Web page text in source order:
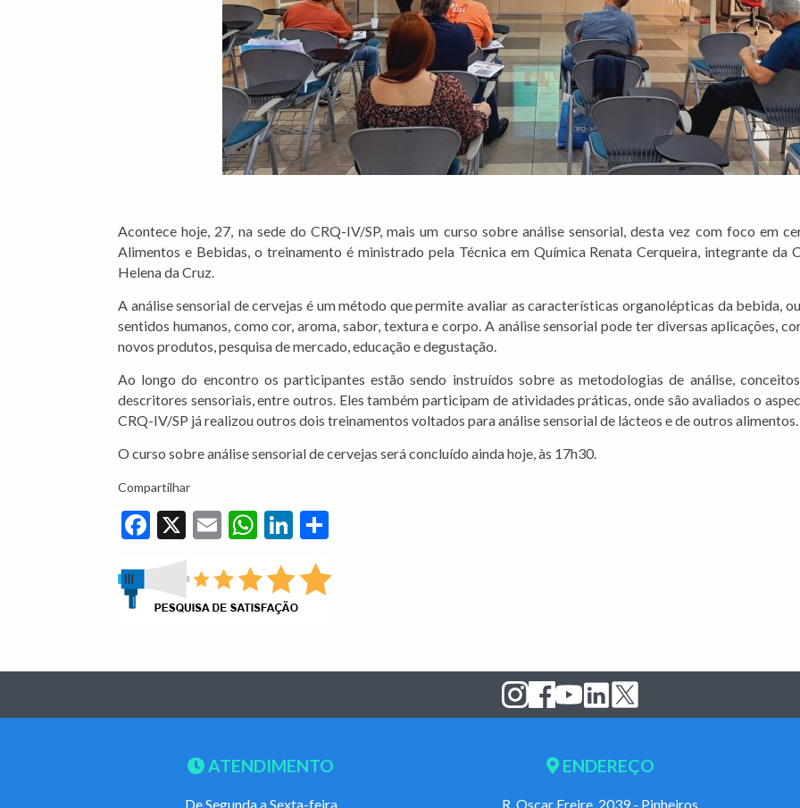
Acontece hoje, 27, na sede do CRQ-IV/SP, mais um curso sobre análise sensorial, desta vez com foco em
Alimentos e Bebidas, o treinamento é ministrado pela Técnica em Química Renata Cerqueira, integrante da
Helena da Cruz.
A análise sensorial de cervejas é um método que permite avaliar as características organolépticas da bebida,
sentidos humanos, como cor, aroma, sabor, textura e corpo. A análise sensorial pode ter diversas aplicações,
novos produtos, pesquisa de mercado, educação e degustação.
Ao longo do encontro os participantes estão sendo instruídos sobre as metodologias de análise,
descritores sensoriais, entre outros. Eles também participam de atividades práticas, onde são avaliados o
CRQ-IV/SP já realizou outros dois treinamentos voltados para análise sensorial de lácteos e de outros alimentos.
O curso sobre análise sensorial de cervejas será concluído ainda hoje, às 17h30.
Compartilhar
Facebook
X EmailWhatsApp
LinkedIn
ATENDIMENTO
De Segunda a Sexta-feira
ENDEREÇO
R. Oscar Freire, 2039 - Pinheiros